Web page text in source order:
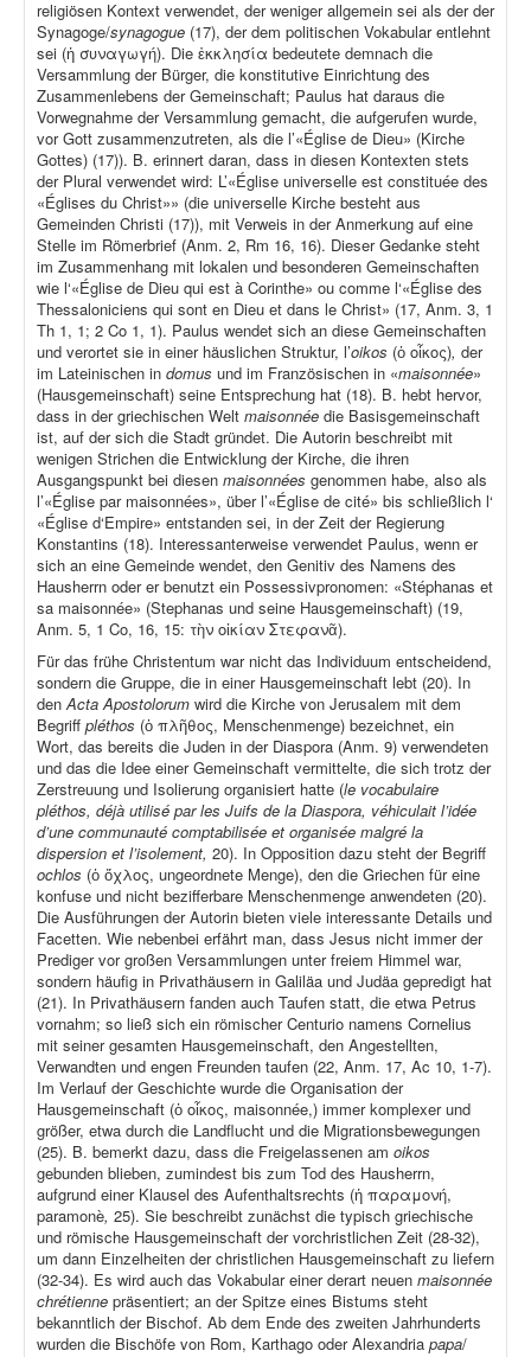
religiösen Kontext verwendet, der weniger allgemein sei als der der
Synagoge/synagogue (17), der dem politischen Vokabular entlehnt
sei (ἡ συναγωγή). Die ἐκκλησία bedeutete demnach die
Versammlung der Bürger, die konstitutive Einrichtung des
Zusammenlebens der Gemeinschaft; Paulus hat daraus die
Vorwegnahme der Versammlung gemacht, die aufgerufen wurde,
vor Gott zusammenzutreten, als die l’«Église de Dieu» (Kirche
Gottes) (17)). B. erinnert daran, dass in diesen Kontexten stets
der Plural verwendet wird: L’«Église universelle est constituée des
«Églises du Christ»» (die universelle Kirche besteht aus
Gemeinden Christi (17)), mit Verweis in der Anmerkung auf eine
Stelle im Römerbrief (Anm. 2, Rm 16, 16). Dieser Gedanke steht
im Zusammenhang mit lokalen und besonderen Gemeinschaften
wie l‘«Église de Dieu qui est à Corinthe» ou comme l‘«Église des
Thessaloniciens qui sont en Dieu et dans le Christ» (17, Anm. 3, 1
Th 1, 1; 2 Co 1, 1). Paulus wendet sich an diese Gemeinschaften
und verortet sie in einer häuslichen Struktur, l’oikos (ὁ οἶκος), der
im Lateinischen in domus und im Französischen in «maisonnée»
(Hausgemeinschaft) seine Entsprechung hat (18). B. hebt hervor,
dass in der griechischen Welt maisonnée die Basisgemeinschaft
ist, auf der sich die Stadt gründet. Die Autorin beschreibt mit
wenigen Strichen die Entwicklung der Kirche, die ihren
Ausgangspunkt bei diesen maisonnées genommen habe, also als
l’«Église par maisonnées», über l’«Église de cité» bis schließlich l‘
«Église d‘Empire» entstanden sei, in der Zeit der Regierung
Konstantins (18). Interessanterweise verwendet Paulus, wenn er
sich an eine Gemeinde wendet, den Genitiv des Namens des
Hausherrn oder er benutzt ein Possessivpronomen: «Stéphanas et
sa maisonnée» (Stephanas und seine Hausgemeinschaft) (19,
Anm. 5, 1 Co, 16, 15: τὴν οἰκίαν Στεφανᾶ).
Für das frühe Christentum war nicht das Individuum entscheidend,
sondern die Gruppe, die in einer Hausgemeinschaft lebt (20). In
denActa Apostolorum wird die Kirche von Jerusalem mit dem
Begriff pléthos (ὁ πλῆθος, Menschenmenge) bezeichnet, ein
Wort, das bereits die Juden in der Diaspora (Anm. 9) verwendeten
und das die Idee einer Gemeinschaft vermittelte, die sich trotz der
Zerstreuung und Isolierung organisiert hatte (le vocabulaire
pléthos, déjà utilisé par les Juifs de la Diaspora, véhiculait l’idée
d’une communauté comptabilisée et organisée malgré la
dispersion et l’isolement, 20). In Opposition dazu steht der Begriff
ochlos (ὁ ὄχλος, ungeordnete Menge), den die Griechen für eine
konfuse und nicht bezifferbare Menschenmenge anwendeten (20).
Die Ausführungen der Autorin bieten viele interessante Details und
Facetten. Wie nebenbei erfährt man, dass Jesus nicht immer der
Prediger vor großen Versammlungen unter freiem Himmel war,
sondern häufig in Privathäusern in Galiläa und Judäa gepredigt hat
(21). In Privathäusern fanden auch Taufen statt, die etwa Petrus
vornahm; so ließ sich ein römischer Centurio namens Cornelius
mit seiner gesamten Hausgemeinschaft, den Angestellten,
Verwandten und engen Freunden taufen (22, Anm. 17, Ac 10, 1-7).
Im Verlauf der Geschichte wurde die Organisation der
Hausgemeinschaft (ὁ οἶκος, maisonnée,) immer komplexer und
größer, etwa durch die Landflucht und die Migrationsbewegungen
(25). B. bemerkt dazu, dass die Freigelassenen am oikos
gebunden blieben, zumindest bis zum Tod des Hausherrn,
aufgrund einer Klausel des Aufenthaltsrechts (ἡ παραμονή,
paramonè, 25). Sie beschreibt zunächst die typisch griechische
und römische Hausgemeinschaft der vorchristlichen Zeit (28-32),
um dann Einzelheiten der christlichen Hausgemeinschaft zu liefern
(32-34). Es wird auch das Vokabular einer derart neuen maisonnée
chrétienne präsentiert; an der Spitze eines Bistums steht
bekanntlich der Bischof. Ab dem Ende des zweiten Jahrhunderts
wurden die Bischöfe von Rom, Karthago oder Alexandria papa/